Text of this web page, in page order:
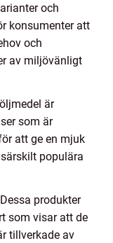
och
konsumenter att
och
av miljövänligt
är
som är
att ge en mjuk
populära
produkter
som visar att de
tillverkade av